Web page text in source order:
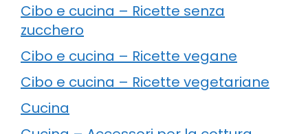
Cibo e cucina – Ricette senza
zucchero
Cibo e cucina – Ricette vegane
Cibo e cucina – Ricette vegetariane
Cucina